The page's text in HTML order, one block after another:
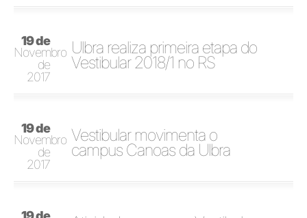
19 de
Novembro
de
2017
Ulbra realiza primeira etapa do
Vestibular 2018/1 no RS
19 de
Novembro
de
2017
Vestibular movimenta o
campus Canoas da Ulbra